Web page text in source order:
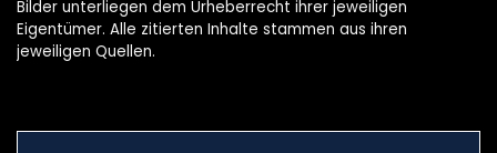
Bilder unterliegen dem Urheberrecht ihrer jeweiligen
Eigentümer. Alle zitierten Inhalte stammen aus ihren
jeweiligen Quellen.